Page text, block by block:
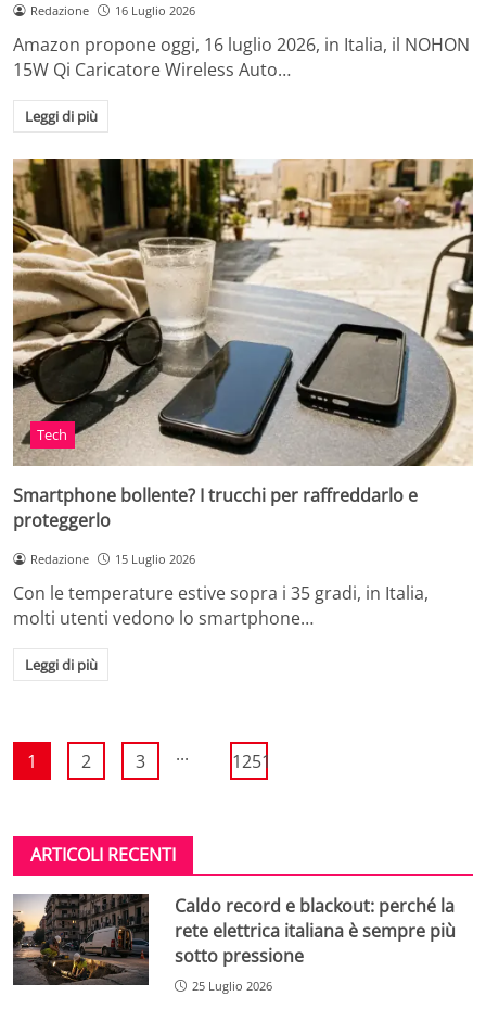
Redazione 16 Luglio 2026
Amazon propone oggi, 16 luglio 2026, in Italia, il NOHON
15W Qi Caricatore Wireless Auto…
Leggi di più
Tech
Smartphone bollente? I trucchi per raffreddarlo e
proteggerlo
Redazione 15 Luglio 2026
Con le temperature estive sopra i 35 gradi, in Italia,
molti utenti vedono lo smartphone…
Leggi di più
1 2 3 ... 1251
ARTICOLI RECENTI
Caldo record e blackout: perché la
rete elettrica italiana è sempre più
sotto pressione
25 Luglio 2026